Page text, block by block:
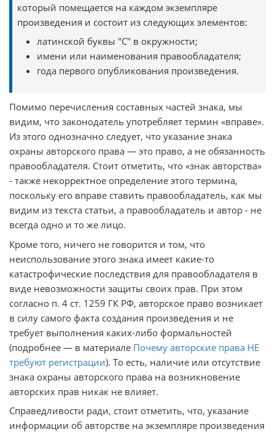
который помещается на каждом экземпляре
произведения и состоит из следующих элементов:
латинской буквы "C" в окружности;
имени или наименования правообладателя;
года первого опубликования произведения.
Помимо перечисления составных частей знака, мы
видим, что законодатель употребляет термин «вправе».
Из этого однозначно следует, что указание знака
охраны авторского права — это право, а не обязанность
правообладателя. Стоит отметить, что «знак авторства»
- также некорректное определение этого термина,
поскольку его вправе ставить правообладатель, как мы
видим из текста статьи, а правообладатель и автор - не
всегда одно и то же лицо.
Кроме того, ничего не говорится и том, что
неиспользование этого знака имеет какие-то
катастрофические последствия для правообладателя в
виде невозможности защиты своих прав. При этом
согласно п. 4 ст. 1259 ГК РФ, авторское право возникает
в силу самого факта создания произведения и не
требует выполнения каких-либо формальностей
(подробнее — в материале Почему авторские права НЕ
требуют регистрации). То есть, наличие или отсутствие
знака охраны авторского права на возникновение
авторских прав никак не влияет.
Справедливости ради, стоит отметить, что, указание
информации об авторстве на экземпляре произведения